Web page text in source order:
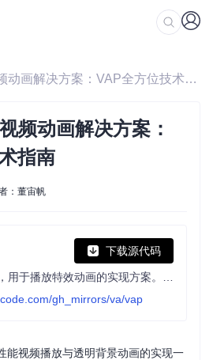
/ 革新性跨平台视频动画解决方案：VAP全方位技术指南
频动画解决方案：
指南
：董宙帆
下载源代码
gh_mirrors/va/vap
能视频播放与透明背景动画的实现一